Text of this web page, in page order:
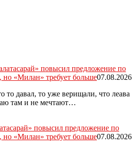
повысил предложение по
но «Милан» требует больше07.08.2026
то давал, то уже верищали, что леава
там и не мечтают…
повысил предложение по
но «Милан» требует больше07.08.2026